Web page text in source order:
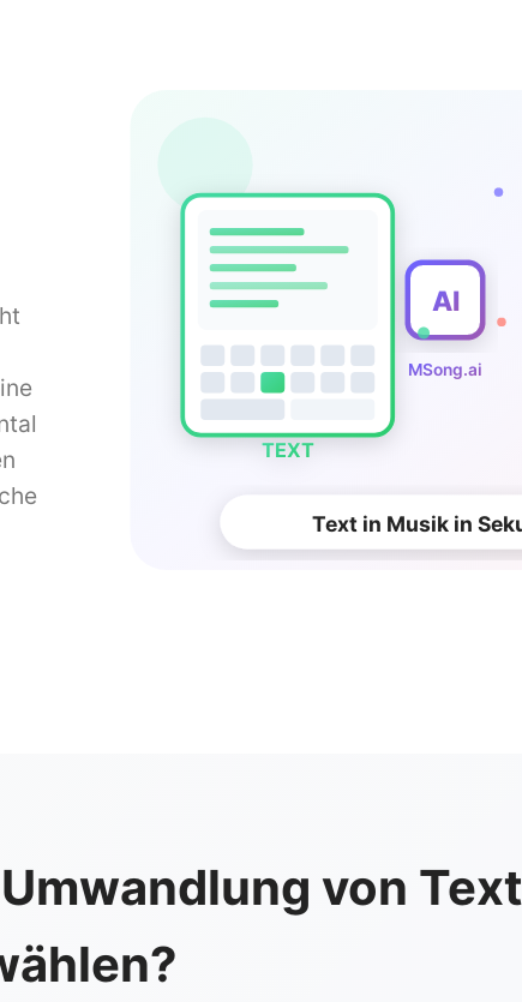
TEXT
AI
MSong.ai
Text in Musik in
von